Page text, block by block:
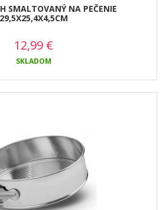
SMALTOVANÝ NA PEČENIE
29,5X25,4X4,5CM
12,99 €
SKLADOM